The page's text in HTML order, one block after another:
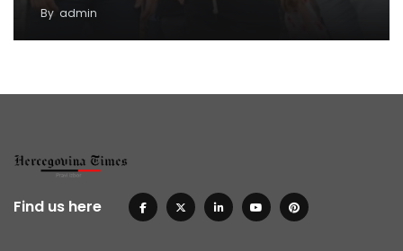
By admin
Find us here